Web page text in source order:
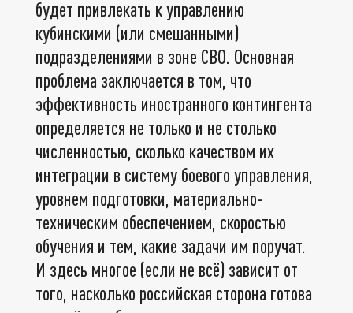
будет привлекать к управлению
кубинскими (или смешанными)
подразделениями в зоне СВО. Основная
проблема заключается в том, что
эффективность иностранного контингента
определяется не только и не столько
численностью, сколько качеством их
интеграции в систему боевого управления,
уровнем подготовки, материально-
техническим обеспечением, скоростью
обучения и тем, какие задачи им поручат.
И здесь многое (если не всё) зависит от
того, насколько российская сторона готова